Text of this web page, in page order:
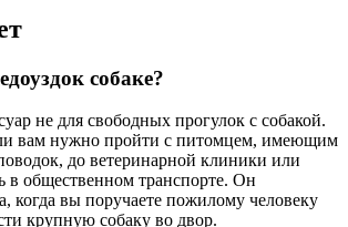
собаке?
не для свободных прогулок с собакой.
вам нужно пройти с питомцем, имеющим
до ветеринарной клиники или
в общественном транспорте. Он
когда вы поручаете пожилому человеку
крупную собаку во двор.